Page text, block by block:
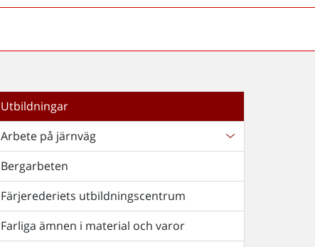
Utbildningar
Arbete på järnväg
Bergarbeten
Färjerederiets utbildningscentrum
Farliga ämnen i material och varor